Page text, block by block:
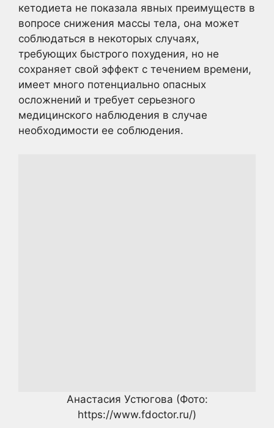
кетодиета не показала явных преимуществ в
вопросе снижения массы тела, она может
соблюдаться в некоторых случаях,
требующих быстрого похудения, но не
сохраняет свой эффект с течением времени,
имеет много потенциально опасных
осложнений и требует серьезного
медицинского наблюдения в случае
необходимости ее соблюдения.
Анастасия Устюгова (Фото:
https://www.fdoctor.ru/)